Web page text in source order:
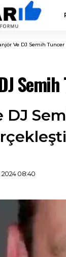
Ve DJ Semih Tuncer
DJ
08:40